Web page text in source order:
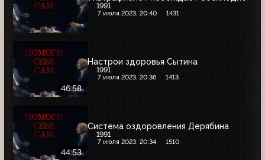
1991
7 июля 2023, 20:40 1431
46:58
Настрои здоровья Сытина
1991
7 июля 2023, 20:36 1413
44:53
Система оздоровления Дерябина
1991
7 июля 2023, 20:34 1510